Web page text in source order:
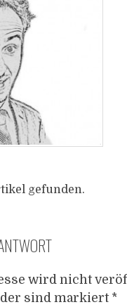
gefunden.
wird nicht
sind markiert *